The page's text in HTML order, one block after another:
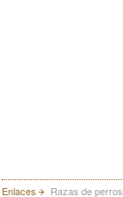
Enlaces Razas de perros